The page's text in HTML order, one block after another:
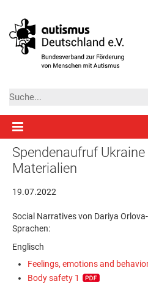
Spendenaufruf
Materialien
19.07.2022
Social Narratives von Dariya
Sprachen:
Englisch
Feelings, emotions and
Body safety 1